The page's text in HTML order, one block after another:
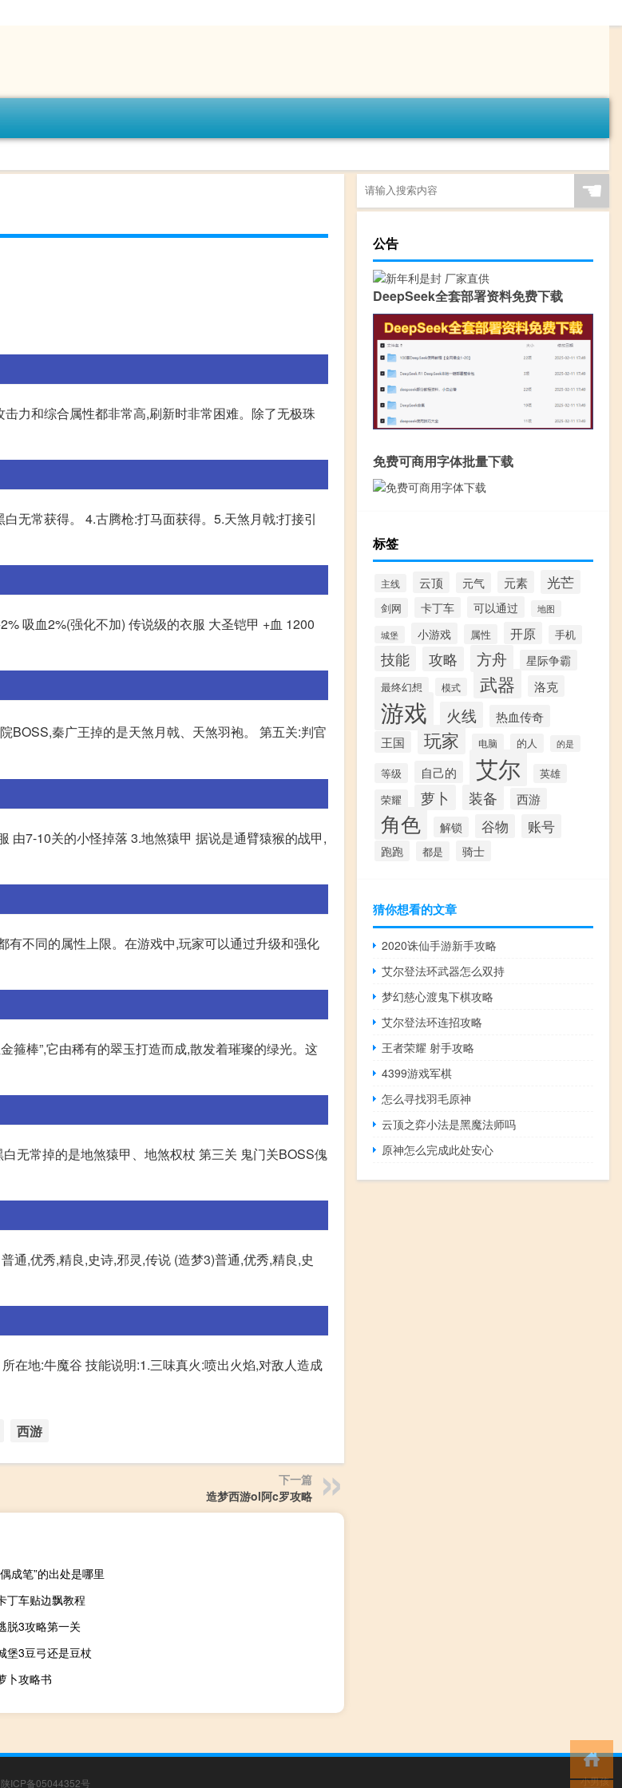
力和综合属性都非常高,刷新时非常困难。除了无极珠
无常获得。 4.古腾枪:打马面获得。5.天煞月戟:打接引
吸血2%(强化不加) 传说级的衣服 大圣铠甲 +血 1200
BOSS,秦广王掉的是天煞月戟、天煞羽袍。 第五关:判官
由7-10关的小怪掉落 3.地煞猿甲 据说是通臂猿猴的战甲,
不同的属性上限。在游戏中,玩家可以通过升级和强化
箍棒”,它由稀有的翠玉打造而成,散发着璀璨的绿光。这
无常掉的是地煞猿甲、地煞权杖 第三关 鬼门关BOSS傀
通,优秀,精良,史诗,邪灵,传说 (造梦3)普通,优秀,精良,史
在地:牛魔谷 技能说明:1.三味真火:喷出火焰,对敌人造成
西游
下一篇
造梦西游ol阿c罗攻略
成笔”的出处是哪里
丁车贴边飘教程
脱3攻略第一关
堡3豆弓还是豆杖
卜攻略书
☚
公告
DeepSeek全套部署资料免费下载
免费可商用字体批量下载
标签
主线 云顶 元气 元素 光芒
剑网 卡丁车 可以通过 地图
城堡 小游戏 属性 开原 手机
技能 攻略 方舟 星际争霸
最终幻想 模式 武器 洛克
游戏 火线 热血传奇
王国 玩家 电脑 的人 的是
等级 自己的 艾尔 英雄
荣耀 萝卜 装备 西游
角色 解锁 谷物 账号
跑跑 都是 骑士
猜你想看的文章
2020诛仙手游新手攻略
艾尔登法环武器怎么双持
梦幻慈心渡鬼下棋攻略
艾尔登法环连招攻略
王者荣耀 射手攻略
4399游戏军棋
怎么寻找羽毛原神
云顶之弈小法是黑魔法师吗
原神怎么完成此处安心
陕ICP备05044352号 小男孩